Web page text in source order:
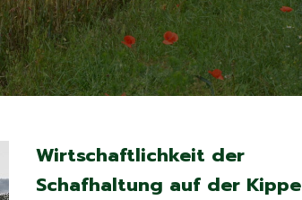
Wirtschaftlichkeit der
Schafhaltung auf der Kippe